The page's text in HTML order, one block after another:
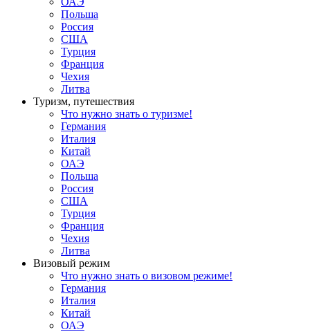
Польша
Россия
США
Турция
Франция
Чехия
Литва
Туризм, путешествия
Что нужно знать о туризме!
Германия
Италия
Китай
ОАЭ
Польша
Россия
США
Турция
Франция
Чехия
Литва
Визовый режим
Что нужно знать о визовом режиме!
Германия
Италия
Китай
ОАЭ